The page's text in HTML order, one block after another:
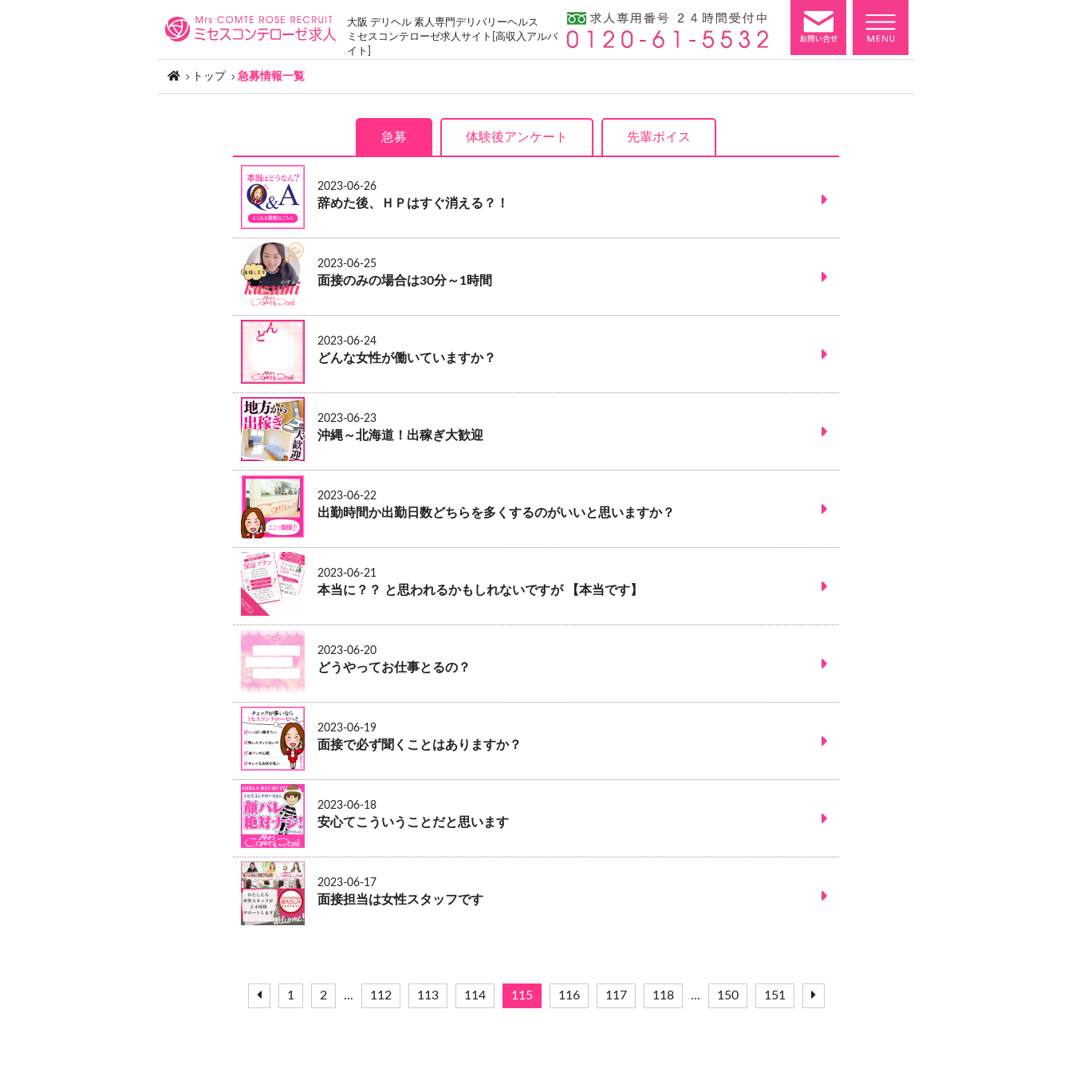
大阪 デリヘル 素人専門デリバリーヘルス
ミセスコンテローゼ求人サイト[高収入アルバ
イト]
トップ 急募情報一覧
急募 体験後アンケート 先輩ボイス
2023-06-26
辞めた後、ＨＰはすぐ消える？！
2023-06-25
面接のみの場合は30分～1時間
2023-06-24
どんな女性が働いていますか？
2023-06-23
沖縄～北海道！出稼ぎ大歓迎
2023-06-22
出勤時間か出勤日数どちらを多くするのがいいと思いますか？
2023-06-21
本当に？？ と思われるかもしれないですが 【本当です】
2023-06-20
どうやってお仕事とるの？
2023-06-19
面接で必ず聞くことはありますか？
2023-06-18
安心てこういうことだと思います
2023-06-17
面接担当は女性スタッフです
1 2 ... 112 113 114 115 116 117 118 ... 150 151